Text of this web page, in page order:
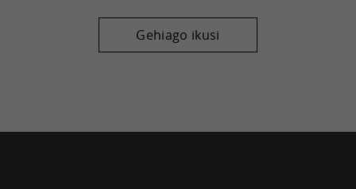
Gehiago ikusi